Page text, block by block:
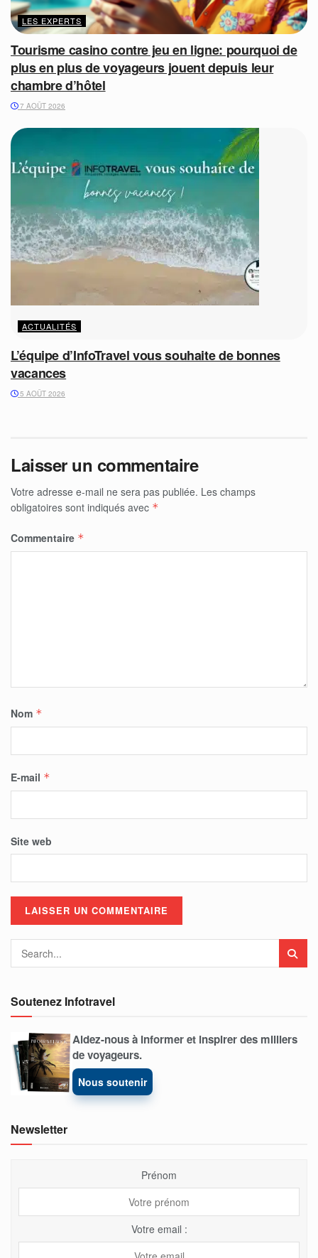
LES EXPERTS
Tourisme casino contre jeu en ligne: pourquoi de
plus en plus de voyageurs jouent depuis leur
chambre d’hôtel
7 AOÛT 2026
ACTUALITÉS
L’équipe d’InfoTravel vous souhaite de bonnes
vacances
5 AOÛT 2026
Laisser un commentaire
Votre adresse e-mail ne sera pas publiée. Les champs
obligatoires sont indiqués avec *
Commentaire *
Nom *
E-mail *
Site web
Soutenez Infotravel
Aidez-nous à informer et inspirer des milliers
de voyageurs.
Nous soutenir
Newsletter
Prénom
Votre email :